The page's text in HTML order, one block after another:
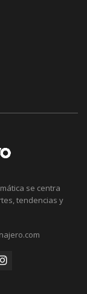
se centra
tendencias y